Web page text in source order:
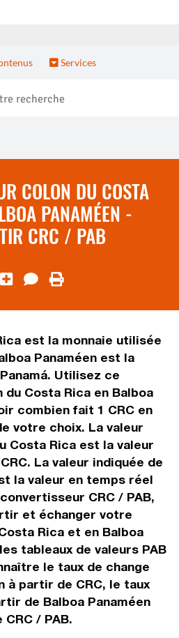
Services
COLON DU COSTA
PANAMÉEN -
CRC / PAB
est la monnaie utilisée
Panaméen est la
Utilisez ce
Costa Rica en Balboa
combien fait 1 CRC en
votre choix. La valeur
Costa Rica est la valeur
La valeur indiquée de
la valeur en temps réel
CRC / PAB,
et échanger votre
Rica et en Balboa
tableaux de valeurs PAB
le taux de change
à partir de CRC, le taux
de Balboa Panaméen
/ PAB.